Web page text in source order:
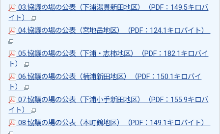
03.協議の場の公表（下浦湯貫新田地区）（PDF：149.5キロバ
イト）
04.協議の場の公表（宮地岳地区）（PDF：124.1キロバイト）
05.協議の場の公表（下浦・志柿地区）（PDF：182.1キロバイ
ト）
06.協議の場の公表（楠浦新田地区）（PDF：150.1キロバイ
ト）
07.協議の場の公表（下浦小手新田地区）（PDF：155.9キロバ
イト）
08.協議の場の公表（本町鶴地区）（PDF：149.1キロバイト）